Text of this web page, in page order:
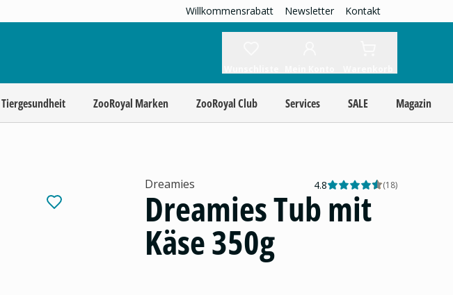
Willkommensrabatt Newsletter Kontakt
Tiergesundheit ZooRoyal Marken ZooRoyal Club Services SALE Magazin
Dreamies 4.8 (18)
Dreamies Tub mit
Käse 350g